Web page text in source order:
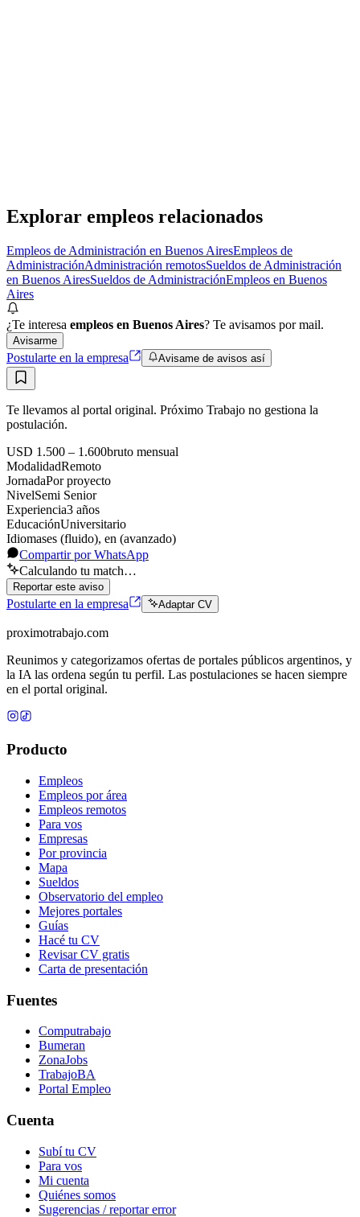
Explorar empleos relacionados
Empleos de Administración en Buenos AiresEmpleos de
AdministraciónAdministración remotosSueldos de Administración
en Buenos AiresSueldos de AdministraciónEmpleos en Buenos
Aires
¿Te interesa empleos en Buenos Aires? Te avisamos por mail.
Avisarme
Postularte en la empresa Avisame de avisos así
Te llevamos al portal original. Próximo Trabajo no gestiona la
postulación.
USD 1.500 – 1.600bruto mensual
ModalidadRemoto
JornadaPor proyecto
NivelSemi Senior
Experiencia3 años
EducaciónUniversitario
Idiomases (fluido), en (avanzado)
Compartir por WhatsApp
Calculando tu match…
Reportar este aviso
Postularte en la empresa Adaptar CV
proximotrabajo.com
Reunimos y categorizamos ofertas de portales públicos argentinos, y
la IA las ordena según tu perfil. Las postulaciones se hacen siempre
en el portal original.
Producto
Empleos
Empleos por área
Empleos remotos
Para vos
Empresas
Por provincia
Mapa
Sueldos
Observatorio del empleo
Mejores portales
Guías
Hacé tu CV
Revisar CV gratis
Carta de presentación
Fuentes
Computrabajo
Bumeran
ZonaJobs
TrabajoBA
Portal Empleo
Cuenta
Subí tu CV
Para vos
Mi cuenta
Quiénes somos
Sugerencias / reportar error